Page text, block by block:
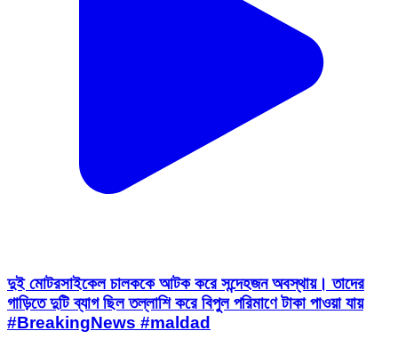
দুই মোটরসাইকেল চালককে আটক করে সন্দেহজন অবস্থায়। তাদের
গাড়িতে দুটি ব্যাগ ছিল তল্লাশি করে বিপুল পরিমাণে টাকা পাওয়া যায়
#BreakingNews #maldad